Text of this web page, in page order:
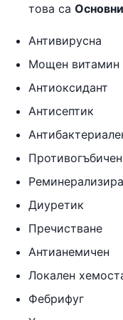
това са
Антивирусна
Мощен витамин
Антиоксидант
Антисептик
Противогъбичен
Диуретик
Пречистване
Антианемичен
Локален
Фебрифуг